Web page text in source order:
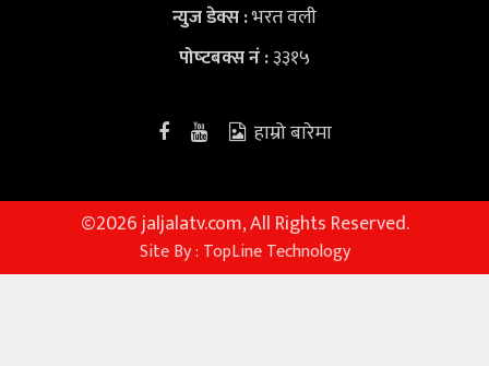
न्युज डेक्स:भरत वली
पोष्‍टबक्स नं :३३१५
हाम्रो बारेमा
©2026 jaljalatv.com, All Rights Reserved.
Site By : TopLine Technology